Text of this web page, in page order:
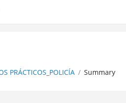
PRÁCTICOS_POLICÍA Summary